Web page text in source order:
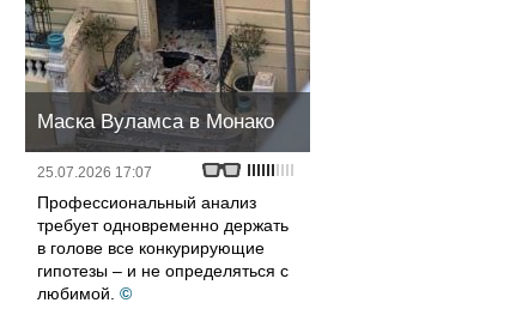
Маска Вуламса в Монако
25.07.2026 17:07
Профессиональный анализ
требует одновременно держать
в голове все конкурирующие
гипотезы – и не определяться с
любимой. ©